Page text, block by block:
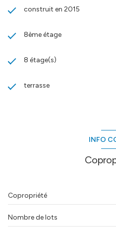
construit en 2015
8ème étage
8 étage(s)
terrasse
INFO
Copropriété
Nombre de lots